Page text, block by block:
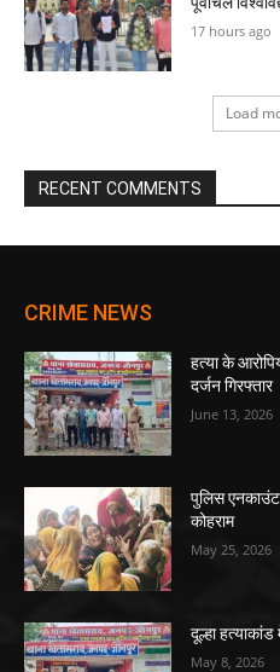
17 hours ago
Load
RECENT COMMENTS
CRIME NEWS
हत्या के
दर्जन गिरफ्तार
June 13, 2026
पुलिस
कोहराम
May 25, 2026
दूल्हा
May 8, 2026